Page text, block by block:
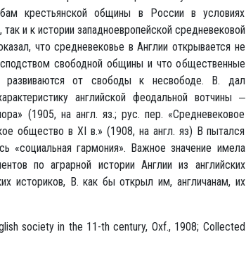
крестьянской общины в России в условиях
и к истории западноевропейской средневековой
что средневековье в Англии открывается не
свободной общины и что общественные
развиваются от свободы к несвободе. В. дал
английской феодальной вотчины ‒
(1905, на англ. яз.; рус. пер. «Средневековое
общество в XI в.» (1908, на англ. яз) В пытался
«социальная гармония». Важное значение имела
по аграрной истории Англии из английских
историков, В. как бы открыл им, англичанам, их
society in the 11-th century, Oxf., 1908; Collected